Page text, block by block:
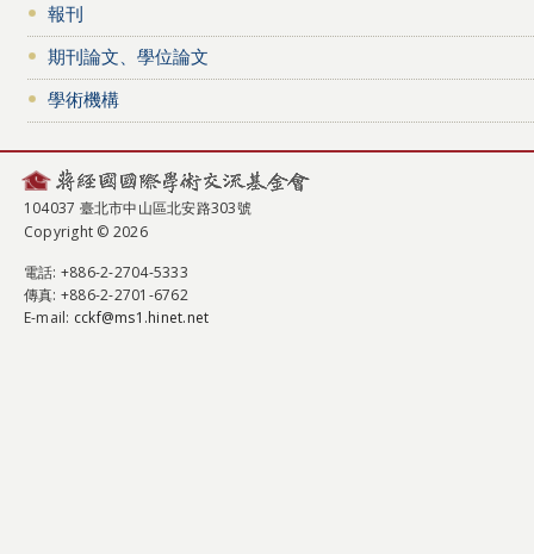
報刊
期刊論文、學位論文
學術機構
104037 臺北市中山區北安路303號
Copyright © 2026
電話: +886-2-2704-5333
傳真: +886-2-2701-6762
E-mail: cckf@ms1.hinet.net